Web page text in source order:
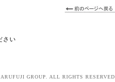
さい
GROUP. ALL RIGHTS RESERVED